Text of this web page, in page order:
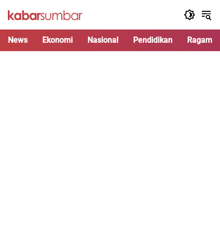
News Ekonomi Nasional Pendidikan Ragam